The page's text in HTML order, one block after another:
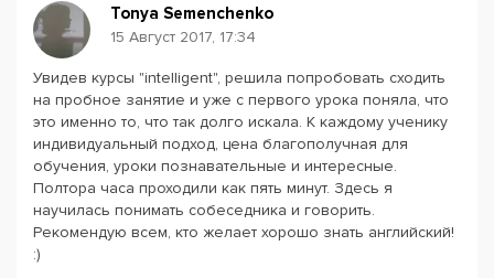
Tonya Semenchenko
15 Август 2017, 17:34
Увидев курсы "intelligent", решила попробовать сходить
на пробное занятие и уже с первого урока поняла, что
это именно то, что так долго искала. К каждому ученику
индивидуальный подход, цена благополучная для
обучения, уроки познавательные и интересные.
Полтора часа проходили как пять минут. Здесь я
научилась понимать собеседника и говорить.
Рекомендую всем, кто желает хорошо знать английский!
:)